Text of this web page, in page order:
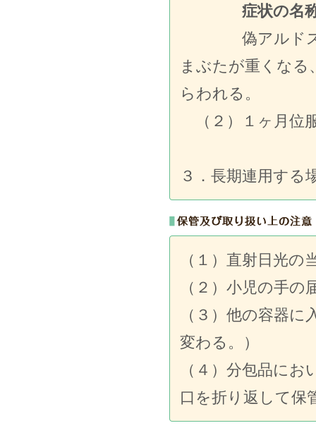
症状
偽アルドステ
まぶたが重くなる
らわれる。
（２）１ヶ月位
３．長期連用する
（１）直射日光
（２）小児の手
（３）他の容器
変わる。）
（４）分包品に
口を折り返して保